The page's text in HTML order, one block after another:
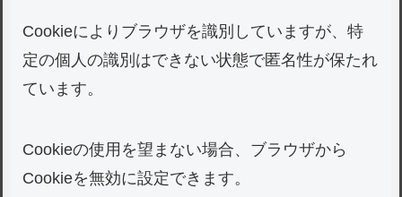
Cookieによりブラウザを識別していますが、特
定の個人の識別はできない状態で匿名性が保たれ
ています。
Cookieの使用を望まない場合、ブラウザから
Cookieを無効に設定できます。